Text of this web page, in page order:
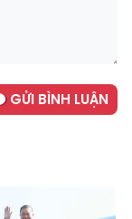
GỬI BÌNH LUẬN